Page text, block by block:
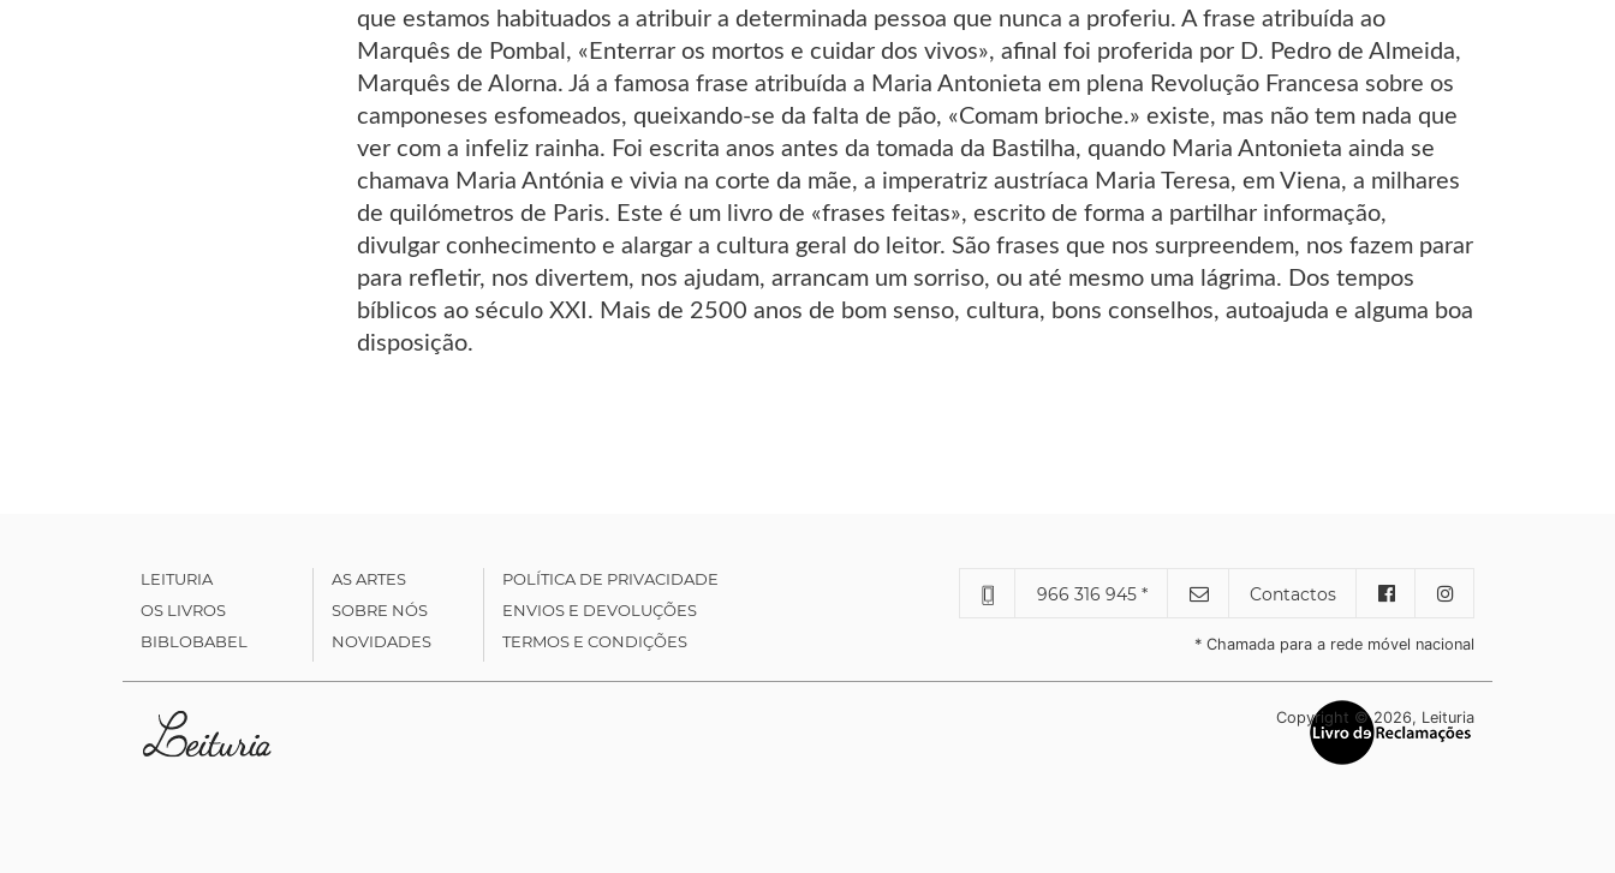
que estamos habituados a atribuir a determinada pessoa que nunca a proferiu. A frase atribuída ao
Marquês de Pombal, «Enterrar os mortos e cuidar dos vivos», afinal foi proferida por D. Pedro de Almeida,
Marquês de Alorna. Já a famosa frase atribuída a Maria Antonieta em plena Revolução Francesa sobre os
camponeses esfomeados, queixando-se da falta de pão, «Comam brioche.» existe, mas não tem nada que
ver com a infeliz rainha. Foi escrita anos antes da tomada da Bastilha, quando Maria Antonieta ainda se
chamava Maria Antónia e vivia na corte da mãe, a imperatriz austríaca Maria Teresa, em Viena, a milhares
de quilómetros de Paris. Este é um livro de «frases feitas», escrito de forma a partilhar informação,
divulgar conhecimento e alargar a cultura geral do leitor. São frases que nos surpreendem, nos fazem parar
para refletir, nos divertem, nos ajudam, arrancam um sorriso, ou até mesmo uma lágrima. Dos tempos
bíblicos ao século XXI. Mais de 2500 anos de bom senso, cultura, bons conselhos, autoajuda e alguma boa
disposição.
LEITURIA
OS LIVROS
BIBLOBABEL
AS ARTES
SOBRE NÓS
NOVIDADES
POLÍTICA DE PRIVACIDADE
ENVIOS E DEVOLUÇÕES
TERMOS E CONDIÇÕES
966 316 945 * Contactos
* Chamada para a rede móvel nacional
Copyright © 2026, Leituria